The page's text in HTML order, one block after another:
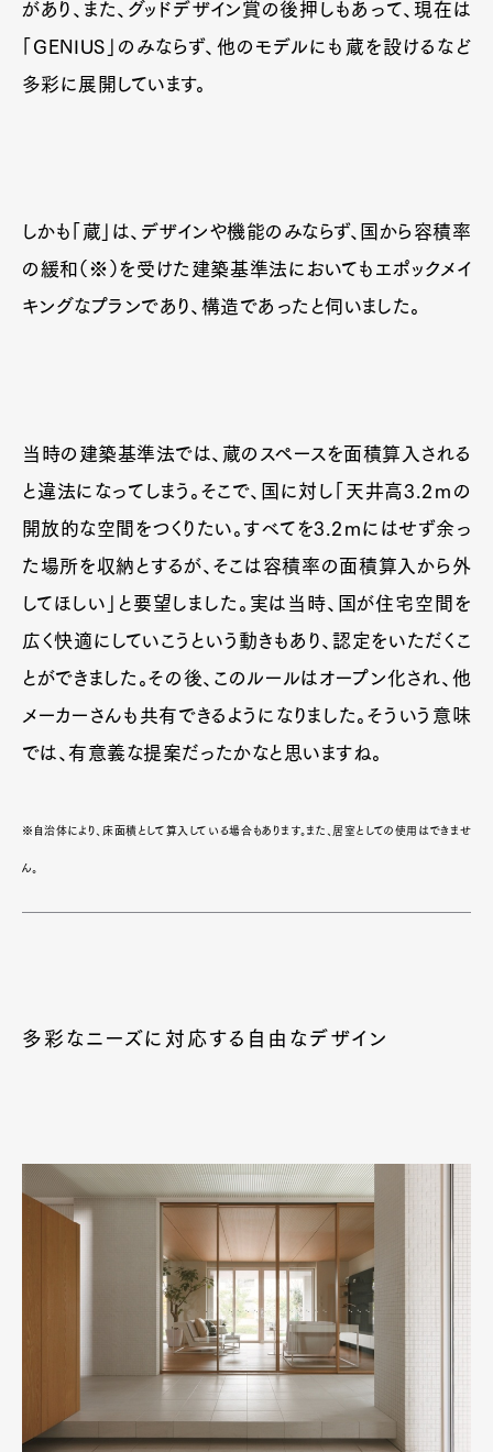
Official Columnist
About
Contact
があり、また、グッドデザイン賞の後押しもあって、現在は
「GENIUS」のみならず、他のモデルにも蔵を設けるなど
多彩に展開しています。
しかも「蔵」は、デザインや機能のみならず、国から容積率
の緩和（※）を受けた建築基準法においてもエポックメイ
キングなプランであり、構造であったと伺いました。
当時の建築基準法では、蔵のスペースを面積算入される
と違法になってしまう。そこで、国に対し「天井高3.2ｍの
開放的な空間をつくりたい。すべてを3.2ｍにはせず余っ
た場所を収納とするが、そこは容積率の面積算入から外
してほしい」と要望しました。実は当時、国が住宅空間を
広く快適にしていこうという動きもあり、認定をいただくこ
とができました。その後、このルールはオープン化され、他
メーカーさんも共有できるようになりました。そういう意味
では、有意義な提案だったかなと思いますね。
※自治体により、床面積として算入している場合もあります。また、居室としての使用はできませ
ん。
多彩なニーズに対応する自由なデザイン